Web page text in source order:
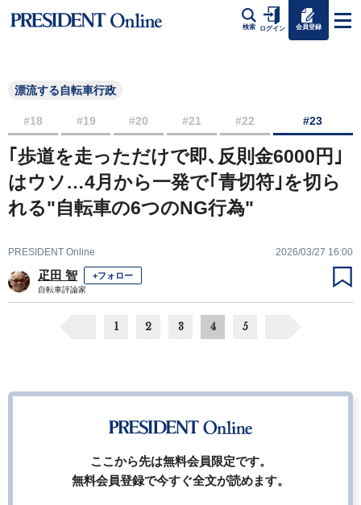
検索 ログイン 会員登録
漂流する自転車行政
#18 #19 #20 #21 #22 #23
｢歩道を走っただけで即､反則金6000円｣
はウソ…4月から一発で｢青切符｣を切ら
れる"自転車の6つのNG行為"
PRESIDENT Online 2026/03/27 16:00
疋田 智 +フォロー
自転車評論家
1 2 3 4 5
ここから先は無料会員限定です。
無料会員登録で今すぐ全文が読めます。